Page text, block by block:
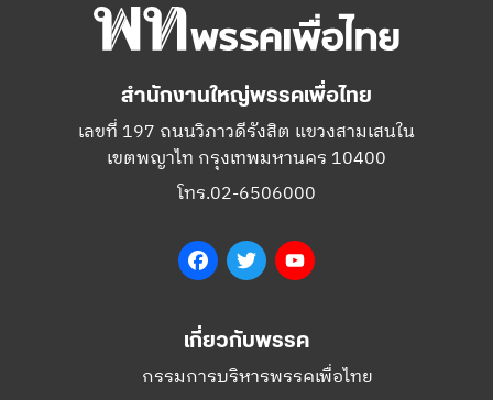
เลขที่ 197 ถนนวิภาวดีรังสิต แขวงสามเสนใน
เขตพญาไท กรุงเทพมหานคร 10400
โทร.02-6506000
FacebookTwitterYouTube
กรรมการบริหารพรรคเพื่อไทย
สมาชิกพรรคเพื่อไทย
สมัครสมาชิกพรรค